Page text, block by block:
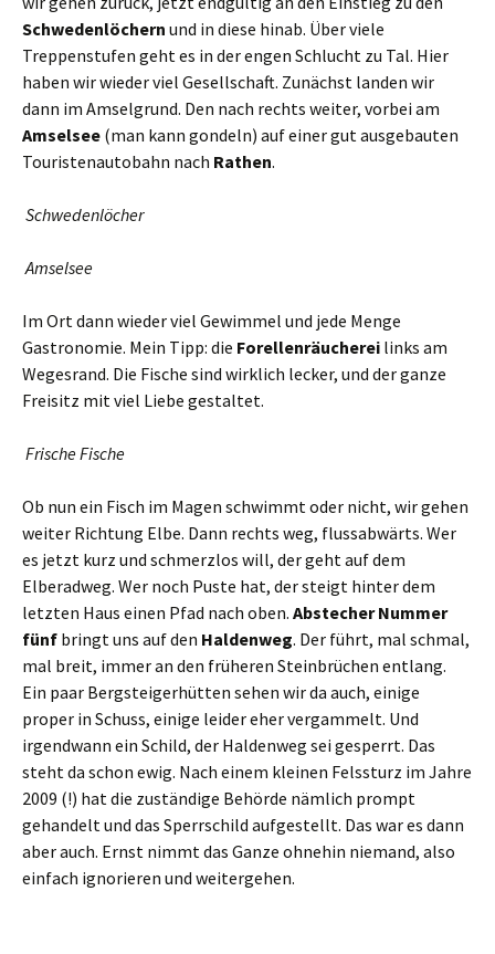
Schwedenlöchern und in diese hinab. Über viele
Treppenstufen geht es in der engen Schlucht zu Tal. Hier
haben wir wieder viel Gesellschaft. Zunächst landen wir
dann im Amselgrund. Den nach rechts weiter, vorbei am
Amselsee (man kann gondeln) auf einer gut ausgebauten
Touristenautobahn nach Rathen.
Schwedenlöcher
Amselsee
Im Ort dann wieder viel Gewimmel und jede Menge
Gastronomie. Mein Tipp: die Forellenräucherei links am
Wegesrand. Die Fische sind wirklich lecker, und der ganze
Freisitz mit viel Liebe gestaltet.
Frische Fische
Ob nun ein Fisch im Magen schwimmt oder nicht, wir gehen
weiter Richtung Elbe. Dann rechts weg, flussabwärts. Wer
es jetzt kurz und schmerzlos will, der geht auf dem
Elberadweg. Wer noch Puste hat, der steigt hinter dem
letzten Haus einen Pfad nach oben. Abstecher Nummer
fünf bringt uns auf den Haldenweg. Der führt, mal schmal,
mal breit, immer an den früheren Steinbrüchen entlang.
Ein paar Bergsteigerhütten sehen wir da auch, einige
proper in Schuss, einige leider eher vergammelt. Und
irgendwann ein Schild, der Haldenweg sei gesperrt. Das
steht da schon ewig. Nach einem kleinen Felssturz im Jahre
2009 (!) hat die zuständige Behörde nämlich prompt
gehandelt und das Sperrschild aufgestellt. Das war es dann
aber auch. Ernst nimmt das Ganze ohnehin niemand, also
einfach ignorieren und weitergehen.